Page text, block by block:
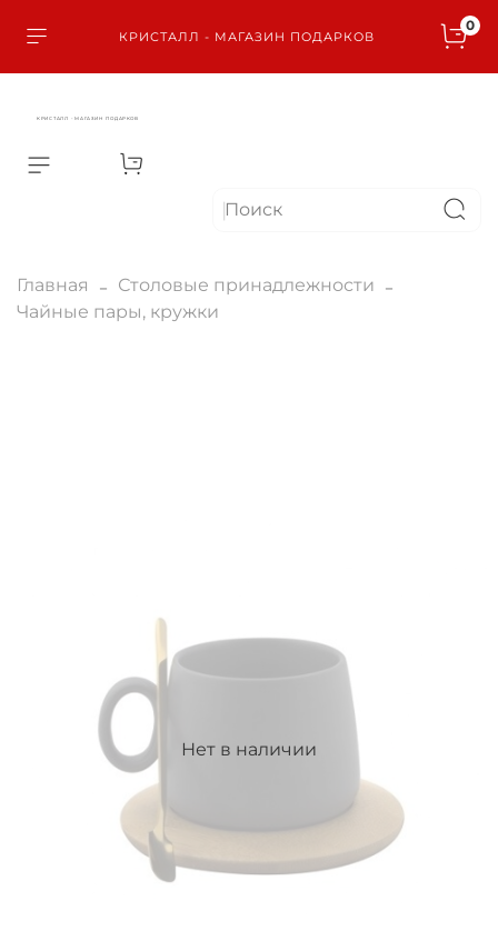
КРИСТАЛЛ - МАГАЗИН ПОДАРКОВ
0
КРИСТАЛЛ - МАГАЗИН ПОДАРКОВ
Главная
Столовые принадлежности
Чайные пары, кружки
Нет в наличии